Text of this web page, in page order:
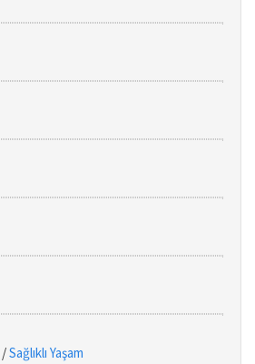
/Sağlıklı Yaşam